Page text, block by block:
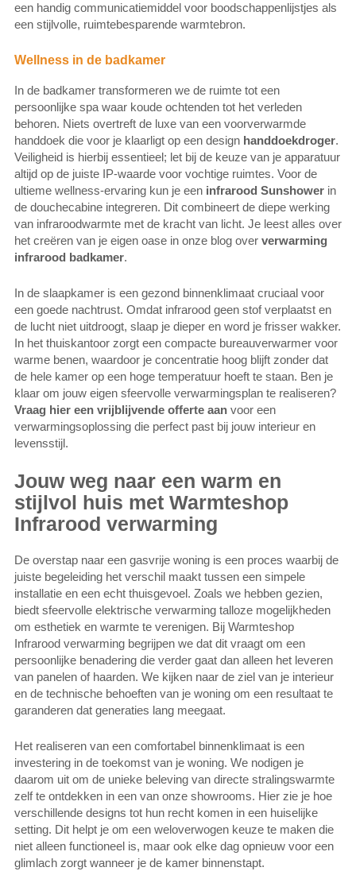
een handig communicatiemiddel voor boodschappenlijstjes als
een stijlvolle, ruimtebesparende warmtebron.
Wellness in de badkamer
In de badkamer transformeren we de ruimte tot een
persoonlijke spa waar koude ochtenden tot het verleden
behoren. Niets overtreft de luxe van een voorverwarmde
handdoek die voor je klaarligt op een design handdoekdroger.
Veiligheid is hierbij essentieel; let bij de keuze van je apparatuur
altijd op de juiste IP-waarde voor vochtige ruimtes. Voor de
ultieme wellness-ervaring kun je een infrarood Sunshower in
de douchecabine integreren. Dit combineert de diepe werking
van infraroodwarmte met de kracht van licht. Je leest alles over
het creëren van je eigen oase in onze blog over verwarming
infrarood badkamer.
In de slaapkamer is een gezond binnenklimaat cruciaal voor
een goede nachtrust. Omdat infrarood geen stof verplaatst en
de lucht niet uitdroogt, slaap je dieper en word je frisser wakker.
In het thuiskantoor zorgt een compacte bureauverwarmer voor
warme benen, waardoor je concentratie hoog blijft zonder dat
de hele kamer op een hoge temperatuur hoeft te staan. Ben je
klaar om jouw eigen sfeervolle verwarmingsplan te realiseren?
Vraag hier een vrijblijvende offerte aan voor een
verwarmingsoplossing die perfect past bij jouw interieur en
levensstijl.
Jouw weg naar een warm en
stijlvol huis met Warmteshop
Infrarood verwarming
De overstap naar een gasvrije woning is een proces waarbij de
juiste begeleiding het verschil maakt tussen een simpele
installatie en een echt thuisgevoel. Zoals we hebben gezien,
biedt sfeervolle elektrische verwarming talloze mogelijkheden
om esthetiek en warmte te verenigen. Bij Warmteshop
Infrarood verwarming begrijpen we dat dit vraagt om een
persoonlijke benadering die verder gaat dan alleen het leveren
van panelen of haarden. We kijken naar de ziel van je interieur
en de technische behoeften van je woning om een resultaat te
garanderen dat generaties lang meegaat.
Het realiseren van een comfortabel binnenklimaat is een
investering in de toekomst van je woning. We nodigen je
daarom uit om de unieke beleving van directe stralingswarmte
zelf te ontdekken in een van onze showrooms. Hier zie je hoe
verschillende designs tot hun recht komen in een huiselijke
setting. Dit helpt je om een weloverwogen keuze te maken die
niet alleen functioneel is, maar ook elke dag opnieuw voor een
glimlach zorgt wanneer je de kamer binnenstapt.